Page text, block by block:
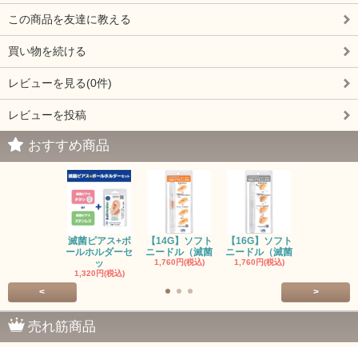
この商品を友達に教える
買い物を続ける
レビューを見る(0件)
レビューを投稿
おすすめ商品
滅菌ピアス+ボ
ールホルダーセ
ッ
1,320円(税込)
【14G】ソフト
ニードル（滅菌
1,760円(税込)
【16G】ソフト
ニードル（滅菌
1,760円(税込)
< >
売れ筋商品